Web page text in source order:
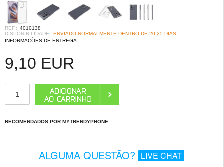
REF.: 4010138
DISPONIBILIDADE: ENVIADO NORMALMENTE DENTRO DE 20-25 DIAS
INFORMAÇÕES DE ENTREGA
9,10 EUR
RECOMENDADOS POR MYTRENDYPHONE
ALGUMA QUESTÃO? LIVE CHAT